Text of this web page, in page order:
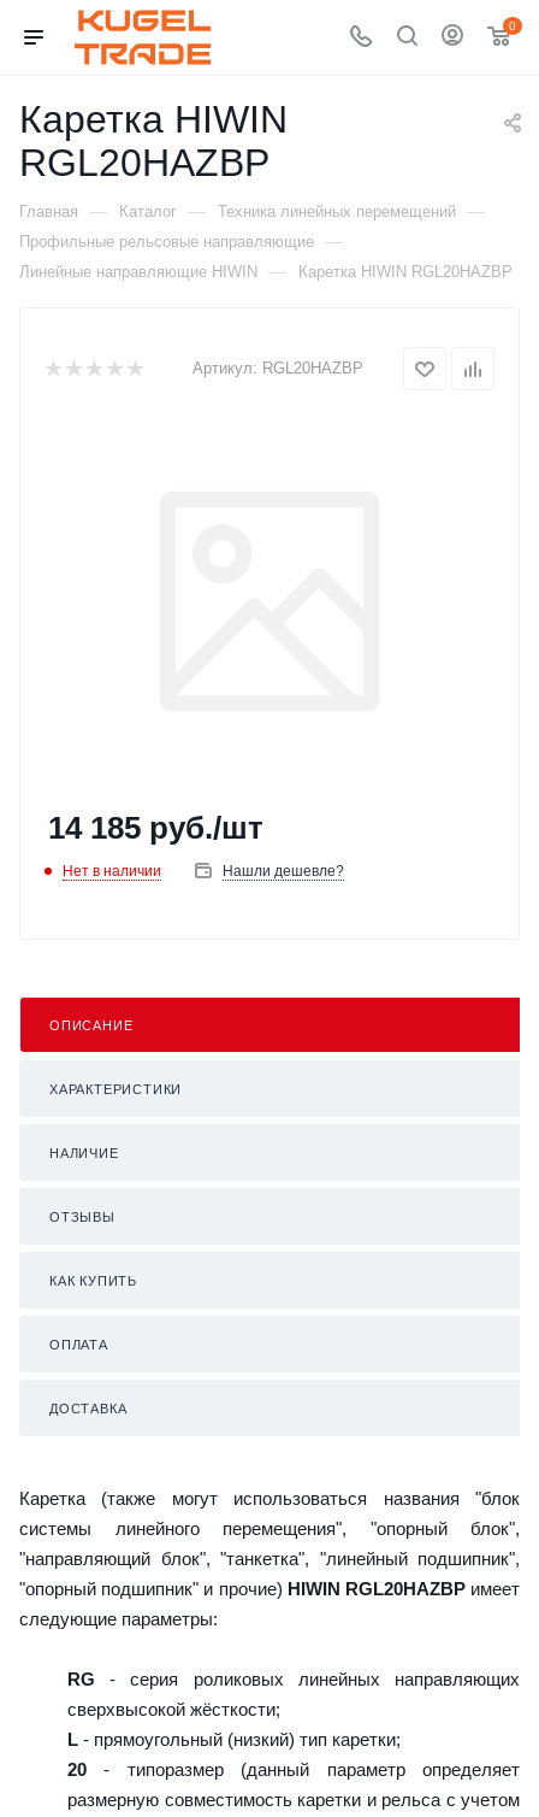
0
Каретка HIWIN
RGL20HAZBP
Главная — Каталог — Техника линейных перемещений —
Профильные рельсовые направляющие —
Линейные направляющие HIWIN — Каретка HIWIN RGL20HAZBP
Артикул: RGL20HAZBP
14 185 руб./шт
Нет в наличии Нашли дешевле?
ОПИСАНИЕ
ХАРАКТЕРИСТИКИ
НАЛИЧИЕ
ОТЗЫВЫ
КАК КУПИТЬ
ОПЛАТА
ДОСТАВКА
Каретка (также могут использоваться названия "блок
системы линейного перемещения", "опорный блок",
"направляющий блок", "танкетка", "линейный подшипник",
"опорный подшипник" и прочие) HIWIN RGL20HAZBPимеет
следующие параметры:
RG - серия роликовых линейных направляющих
сверхвысокой жёсткости;
L - прямоугольный (низкий) тип каретки;
20 - типоразмер (данный параметр определяет
размерную совместимость каретки и рельса с учетом